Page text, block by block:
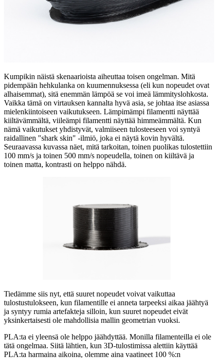
Kumpikin näistä skenaarioista aiheuttaa toisen ongelman. Mitä
pidempään hehkulanka on kuumennuksessa (eli kun nopeudet ovat
alhaisemmat), sitä enemmän lämpöä se voi imeä lämmityslohkosta.
Vaikka tämä on virtauksen kannalta hyvä asia, se johtaa itse asiassa
mielenkiintoiseen vaikutukseen. Lämpimämpi filamentti näyttää
kiiltävämmältä, viileämpi filamentti näyttää himmeämmältä. Kun
nämä vaikutukset yhdistyvät, valmiiseen tulosteeseen voi syntyä
raidallinen "shark skin" -ilmiö, joka ei näytä kovin hyvältä.
Seuraavassa kuvassa näet, mitä tarkoitan, toinen puolikas tulostettiin
100 mm/s ja toinen 500 mm/s nopeudella, toinen on kiiltävä ja
toinen matta, kontrasti on helppo nähdä.
Tiedämme siis nyt, että suuret nopeudet voivat vaikuttaa
tulostustulokseen, kun filamentille ei anneta tarpeeksi aikaa jäähtyä
ja syntyy rumia artefakteja silloin, kun suuret nopeudet eivät
yksinkertaisesti ole mahdollisia mallin geometrian vuoksi.
PLA:ta ei yleensä ole helppo jäähdyttää. Monilla filamenteilla ei ole
tätä ongelmaa. Siitä lähtien, kun 3D-tulostimissa alettiin käyttää
PLA:ta harmaina aikoina, olemme aina vaatineet 100 %:n